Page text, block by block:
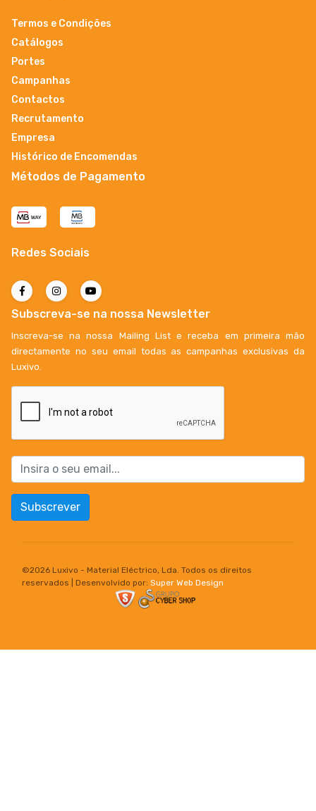
Termos e Condições
Catálogos
Portes
Campanhas
Contactos
Recrutamento
Empresa
Histórico de Encomendas
Métodos de Pagamento
Redes Sociais
Subscreva-se na nossa Newsletter
Inscreva-se na nossa Mailing List e receba em primeira mão
directamente no seu email todas as campanhas exclusivas da
Luxivo.
Subscrever
©2026 Luxivo - Material Eléctrico, Lda. Todos os direitos
reservados | Desenvolvido por: Super Web Design